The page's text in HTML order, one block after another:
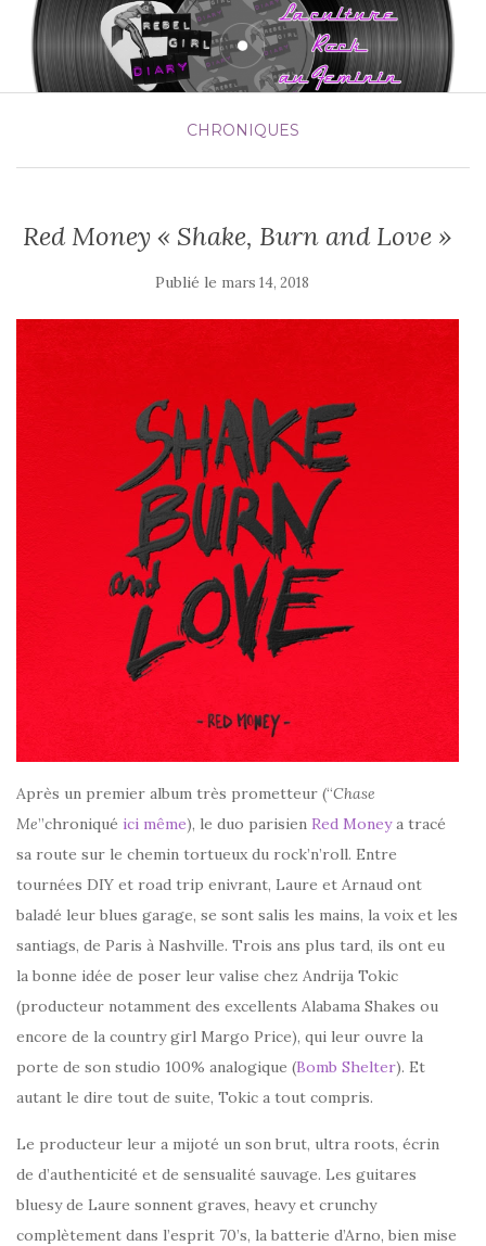
CHRONIQUES
Red Money « Shake, Burn and Love »
Publié le mars 14, 2018
Après un premier album très prometteur (“Chase
Me”chroniqué ici même), le duo parisien Red Moneya tracé
sa route sur le chemin tortueux du rock’n’roll. Entre
tournées DIY et road trip enivrant, Laure et Arnaud ont
baladé leur blues garage, se sont salis les mains, la voix et les
santiags, de Paris à Nashville. Trois ans plus tard, ils ont eu
la bonne idée de poser leur valise chez Andrija Tokic
(producteur notamment des excellents Alabama Shakes ou
encore de la country girl Margo Price), qui leur ouvre la
porte de son studio 100% analogique (Bomb Shelter). Et
autant le dire tout de suite, Tokic a tout compris.
Le producteur leur a mijoté un son brut, ultra roots, écrin
de d’authenticité et de sensualité sauvage. Les guitares
bluesy de Laure sonnent graves, heavy et crunchy
complètement dans l’esprit 70’s, la batterie d’Arno, bien mise